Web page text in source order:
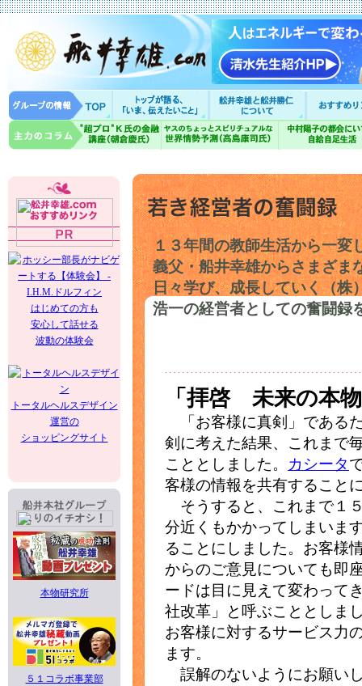
はじめての方も
安心して話せる
波動の体験会
トータルヘルスデザイン
運営の
ショッピングサイト
本物研究所
５１コラボ事業部
１３年間の教師生活から一変
義父・船井幸雄からさまざま
日々学び、成長していく（株
浩一の経営者としての奮闘録
「拝啓 未来の本
「お客様に真剣」である
剣に考えた結果、これまで
こととしました。 カシータ
客様の情報を共有すること
そうすると、これまで１
分近くもかかってしまいま
ることにしました。お客様
からのご意見についても即
ードは目に見えて変わって
社改革」と呼ぶこととしま
お客様に対するサービス力
ます。
誤解のないようにお願い